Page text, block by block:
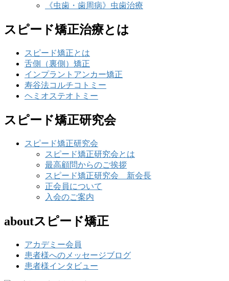
《虫歯・歯周病》虫歯治療
スピード矯正治療とは
スピード矯正とは
舌側（裏側）矯正
インプラントアンカー矯正
寿谷法コルチコトミー
ヘミオステオトミー
スピード矯正研究会
スピード矯正研究会
スピード矯正研究会とは
最高顧問からのご挨拶
スピード矯正研究会 新会長
正会員について
入会のご案内
aboutスピード矯正
アカデミー会員
患者様へのメッセージブログ
患者様インタビュー